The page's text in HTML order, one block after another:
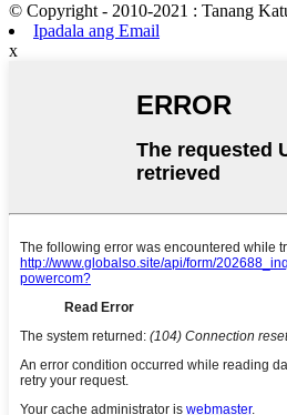
© Copyright - 2010-2021 : Tanang
Ipadala ang Email
x